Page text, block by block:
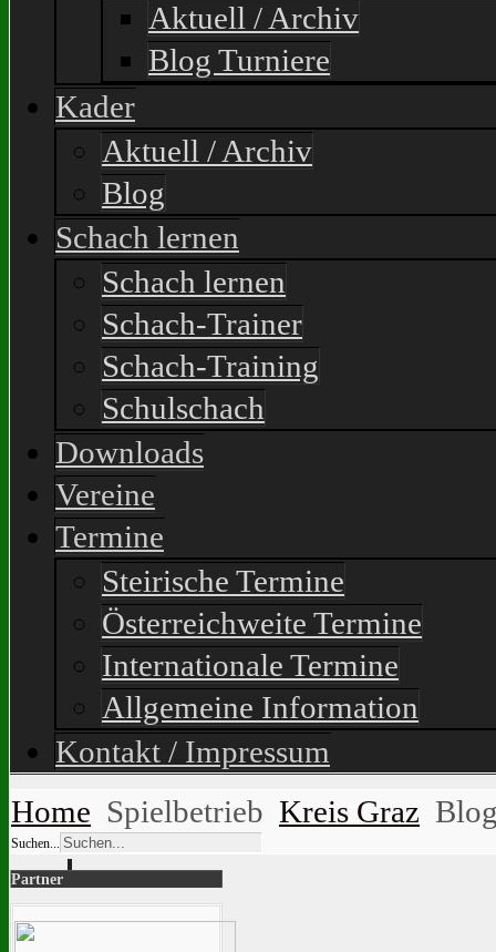
Aktuell / Archiv
Blog Turniere
Kader
Aktuell / Archiv
Blog
Schach lernen
Schach lernen
Schach-Trainer
Schach-Training
Schulschach
Downloads
Vereine
Termine
Steirische Termine
Österreichweite Termine
Internationale Termine
Allgemeine Information
Kontakt / Impressum
Home Spielbetrieb Kreis Graz
Suchen...
Partner